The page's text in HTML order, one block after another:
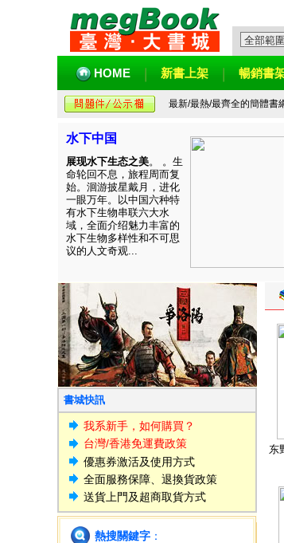
HOME 新書上架 暢銷書
最新/最熱/最齊全的簡體書
水下中国
展现水下生态之美。 。生
命轮回不息，旅程周而复
始。洄游披星戴月，进化
一眼万年。以中国六种特
有水下生物串联六大水
域，全面介绍魅力丰富的
水下生物多样性和不可思
议的人文奇观...
書城快訊
我系新手，如何購買？
台灣/香港免運費政策
優惠券激活及使用方式
全面服務保障、退換貨政策
送貨上門及超商取貨方式
熱搜關鍵字 ：
东